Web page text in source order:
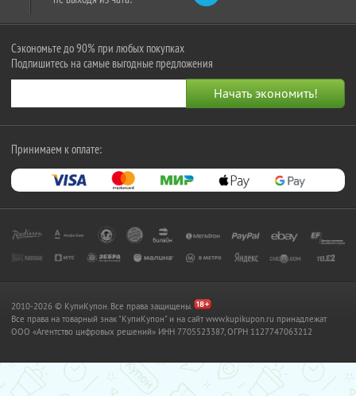
Сэкономьте до 90% при любых покупках
Подпишитесь на самые выгодные предложения
Принимаем к оплате:
2010-2026 © КупиКупон. Все права защищены.
Все права на товарный знак "КупиКупон" и на сайт www.kupikupon.ru принадлежат
OOO «Агентство цифровых решений» ИНН 7705523387, ОГРН 1127747063212